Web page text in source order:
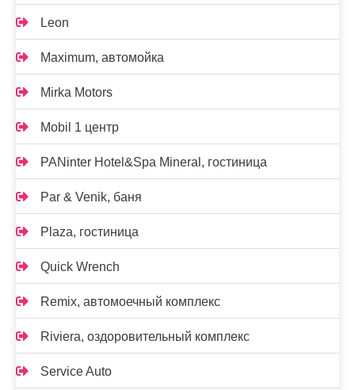
Leon
Maximum, автомойка
Mirka Motors
Mobil 1 центр
PANinter Hotel&Spa Mineral, гостиница
Par & Venik, баня
Plaza, гостиница
Quick Wrench
Remix, автомоечный комплекс
Riviera, оздоровительный комплекс
Service Auto